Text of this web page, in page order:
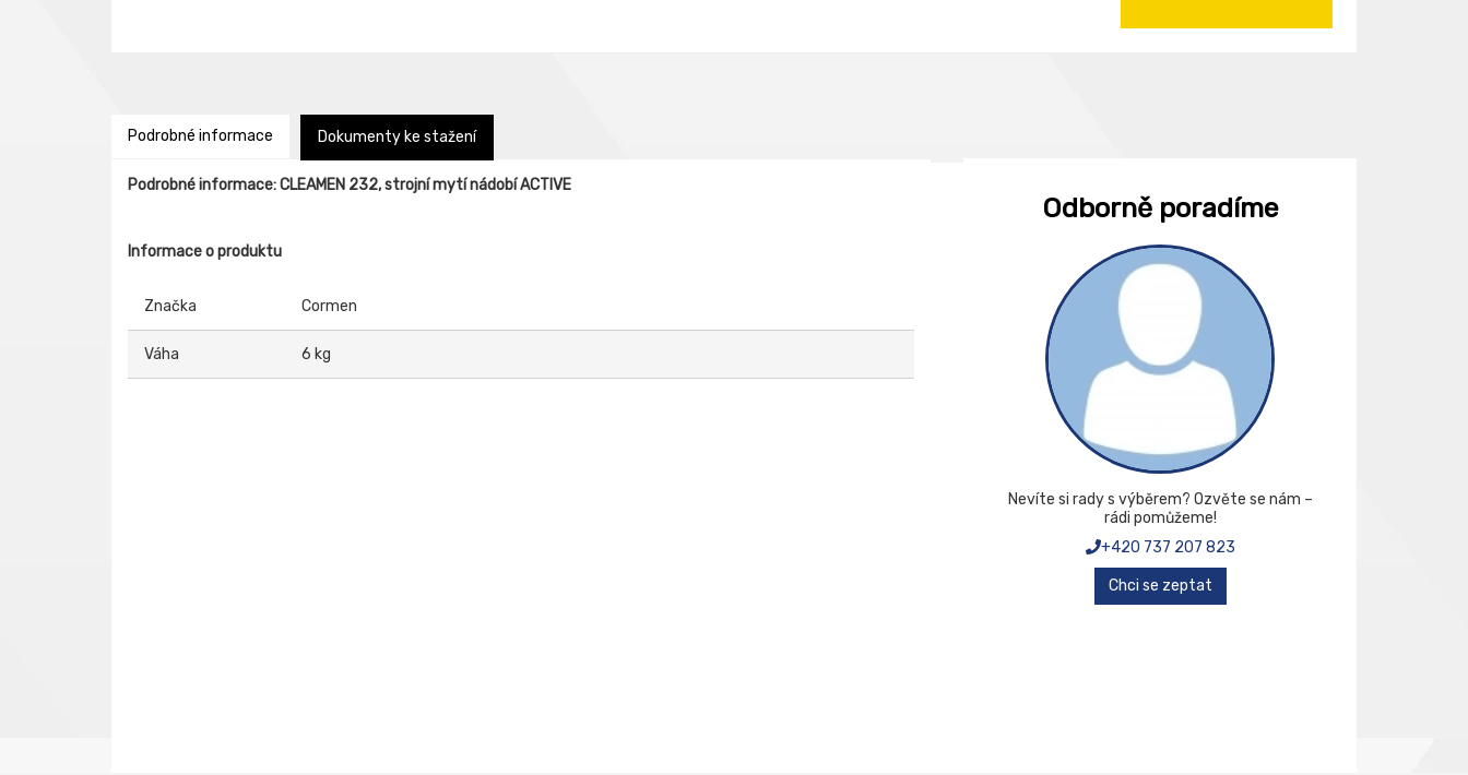
Podrobné informace Dokumenty ke stažení
Podrobné informace: CLEAMEN 232, strojní mytí nádobí ACTIVE
Informace o produktu
Značka Cormen
Váha 6 kg
Odborně poradíme
Nevíte si rady s výběrem? Ozvěte se nám –
rádi pomůžeme!
+420 737 207 823
Chci se zeptat